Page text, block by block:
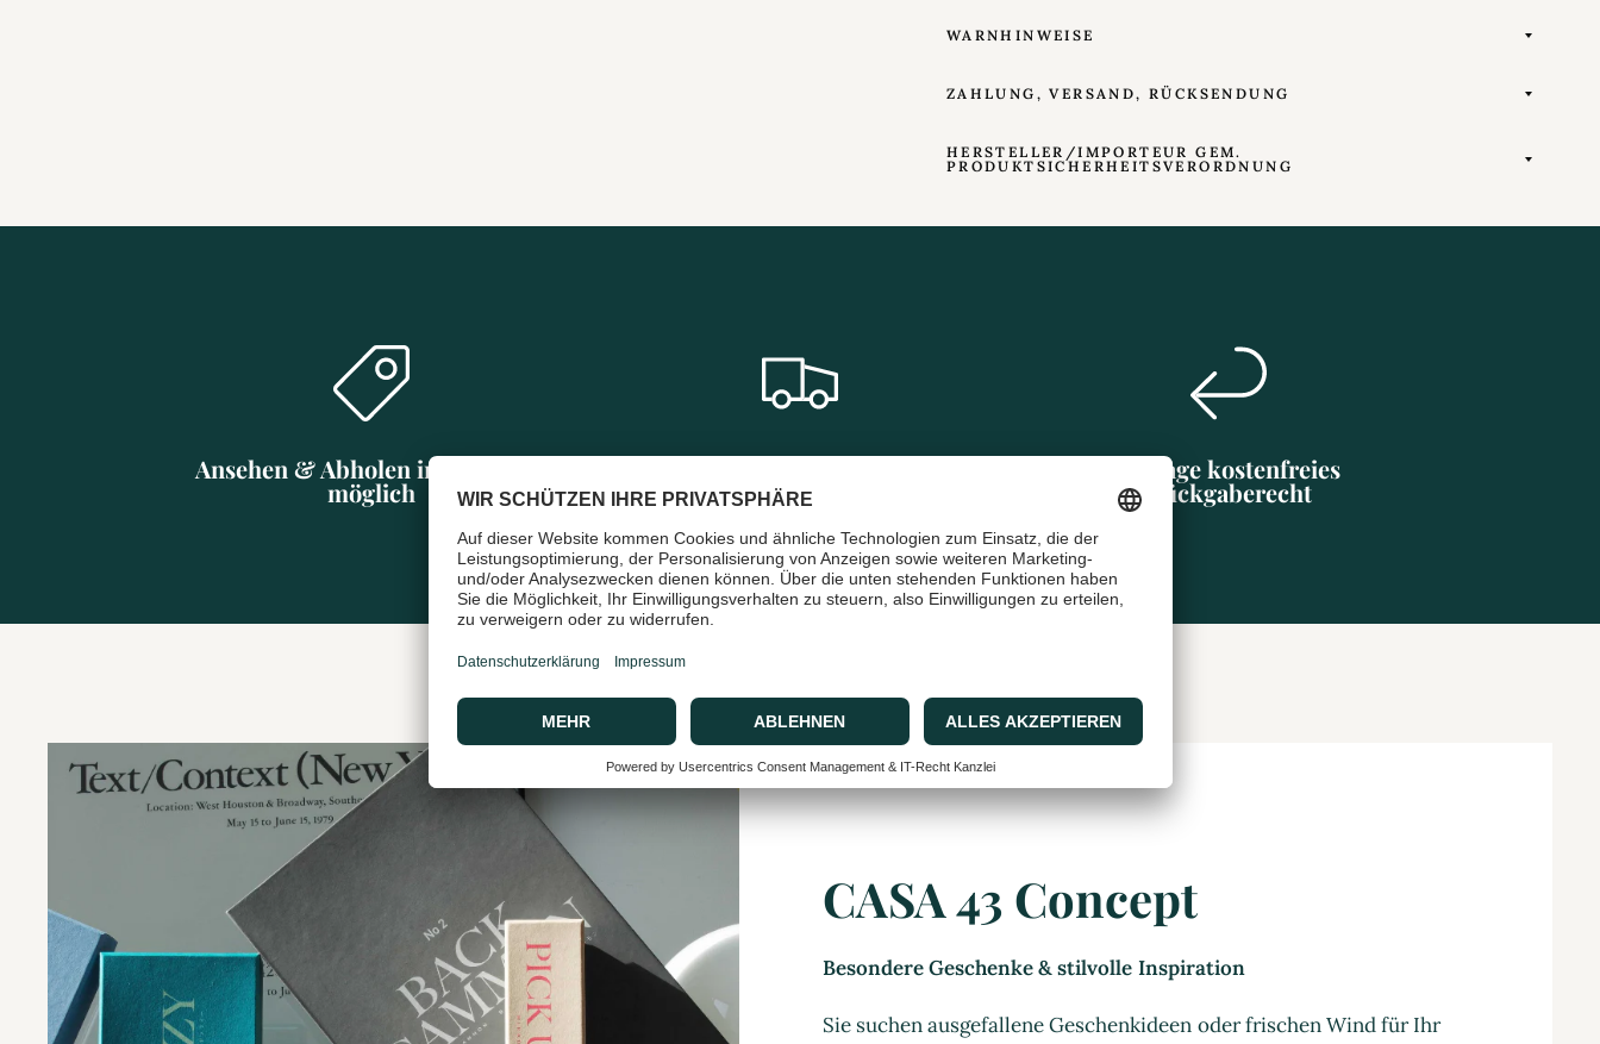
WARNHINWEISE
ZAHLUNG, VERSAND, RÜCKSENDUNG
HERSTELLER/IMPORTEUR GEM.
PRODUKTSICHERHEITSVERORDNUNG
Ansehen & Abholen in München
möglich mit DHL
30 Tage kostenfreies
Rückgaberecht
CASA 43 Concept
Besondere Geschenke & stilvolle Inspiration
Sie suchen ausgefallene Geschenkideen oder frischen Wind für Ihr